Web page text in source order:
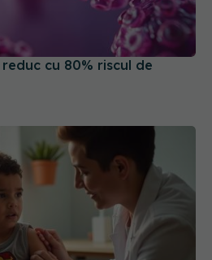
reduc cu 80% riscul de